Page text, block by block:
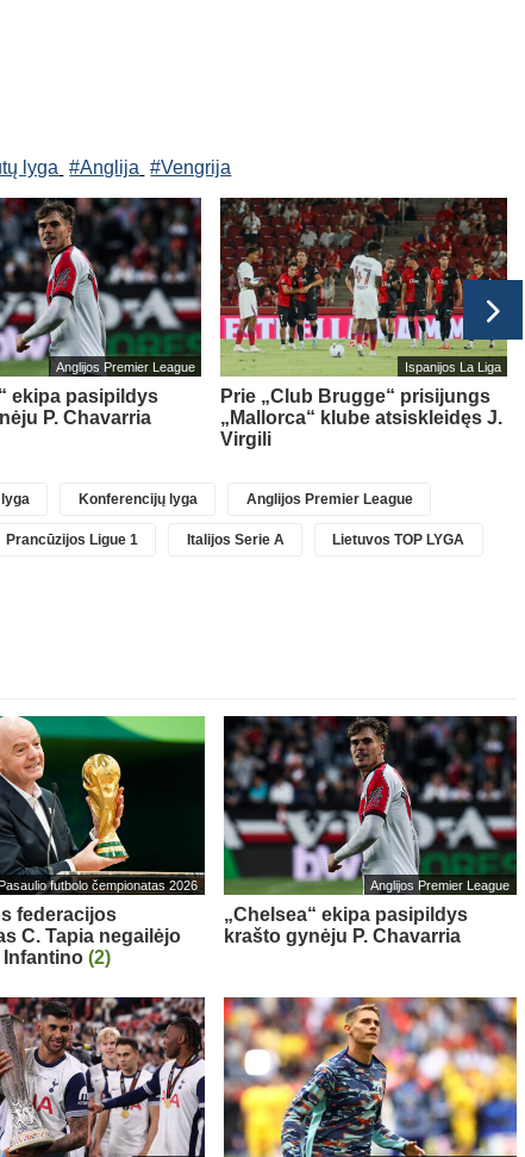
lyga #Anglija #Vengrija
Anglijos Premier League
ekipa pasipildys
P. Chavarria
Ispanijos La Liga
Prie „Club Brugge“ prisijungs
„Mallorca“ klube atsiskleidęs J.
Virgili
Konferencijų lyga Anglijos Premier League
Prancūzijos Ligue 1 Italijos Serie A Lietuvos TOP LYGA
Pasaulio futbolo čempionatas 2026
federacijos
C. Tapia negailėjo
Infantino(2)
Anglijos Premier League
„Chelsea“ ekipa pasipildys
krašto gynėju P. Chavarria